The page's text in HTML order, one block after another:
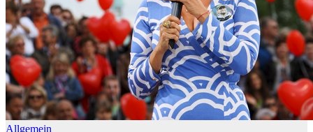
Allgemein